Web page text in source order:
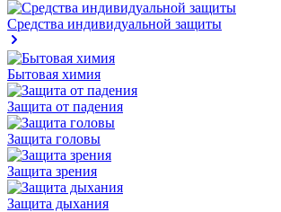
Средства индивидуальной защиты
Бытовая химия
Защита от падения
Защита головы
Защита зрения
Защита дыхания